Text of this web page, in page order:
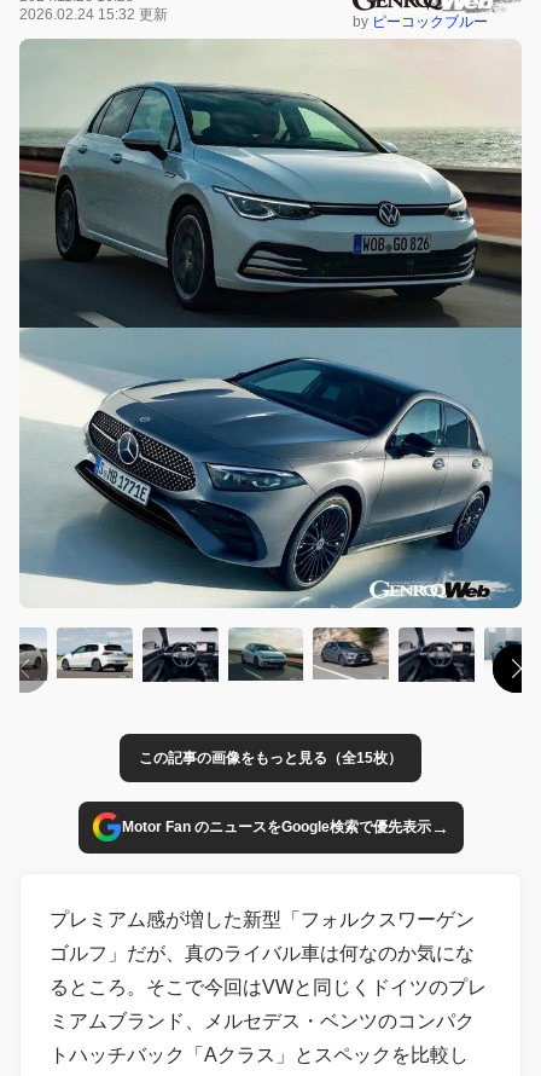
2026.02.24 15:32 更新
by ピーコックブルー
この記事の画像をもっと見る（全15枚）
Motor Fan のニュースをGoogle検索で優先表示→
プレミアム感が増した新型「フォルクスワーゲン
ゴルフ」だが、真のライバル車は何なのか気にな
るところ。そこで今回はVWと同じくドイツのプレ
ミアムブランド、メルセデス・ベンツのコンパク
トハッチバック「Aクラス」とスペックを比較し